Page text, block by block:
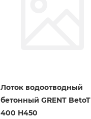
Лоток водоотводный
бетонный GRENT BetoT
400 H450